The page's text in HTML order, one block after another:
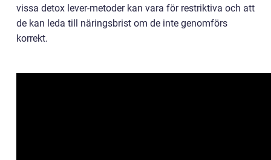
vissa detox lever-metoder kan vara för restriktiva och att
de kan leda till näringsbrist om de inte genomförs
korrekt.